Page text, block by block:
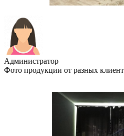
Администратор
Фото продукции от разных